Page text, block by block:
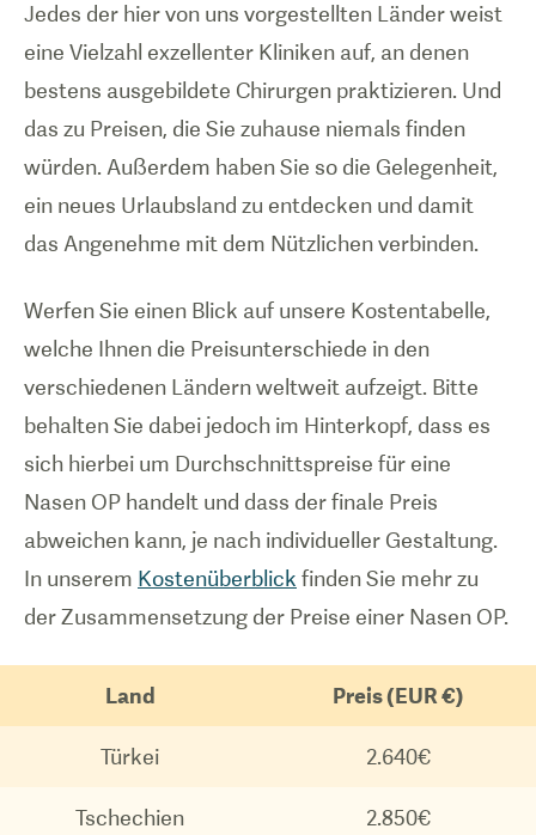
Jedes der hier von uns vorgestellten Länder weist
eine Vielzahl exzellenter Kliniken auf, an denen
bestens ausgebildete Chirurgen praktizieren. Und
das zu Preisen, die Sie zuhause niemals finden
würden. Außerdem haben Sie so die Gelegenheit,
ein neues Urlaubsland zu entdecken und damit
das Angenehme mit dem Nützlichen verbinden.
Werfen Sie einen Blick auf unsere Kostentabelle,
welche Ihnen die Preisunterschiede in den
verschiedenen Ländern weltweit aufzeigt. Bitte
behalten Sie dabei jedoch im Hinterkopf, dass es
sich hierbei um Durchschnittspreise für eine
Nasen OP handelt und dass der finale Preis
abweichen kann, je nach individueller Gestaltung.
In unserem Kostenüberblick finden Sie mehr zu
der Zusammensetzung der Preise einer Nasen OP.
Land Preis (EUR €)
Türkei 2.640€
Tschechien 2.850€